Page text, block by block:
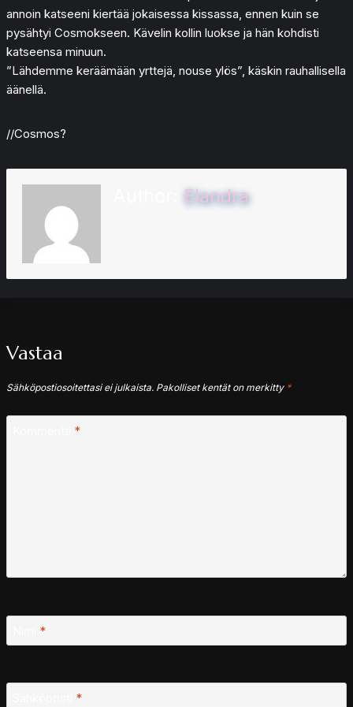
annoin katseeni kiertää jokaisessa kissassa, ennen kuin se
pysähtyi Cosmokseen. Kävelin kollin luokse ja hän kohdisti
katseensa minuun.
”Lähdemme keräämään yrttejä, nouse ylös”, käskin rauhallisella
äänellä.
//Cosmos?
Elandra
Vastaa
Sähköpostiosoitettasi ei julkaista. Pakolliset kentät on merkitty *
*
*
*